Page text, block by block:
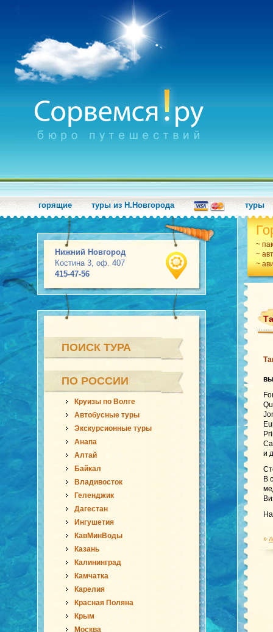
горящие туры из Н.Новгорода туры
Нижний Новгород
Костина 3, оф. 407
415-47-56
~
~
~
ПОИСК ТУРА
ПО РОССИИ
Круизы по Волге
Автобусные туры
Экскурсионные туры
Анапа
Алтай
Байкал
Владивосток
Геленджик
Дагестан
Ингушетия
КавМинВоды
Казань
Калининград
Камчатка
Карелия
Красная Поляна
Крым
Москва
и
В
»